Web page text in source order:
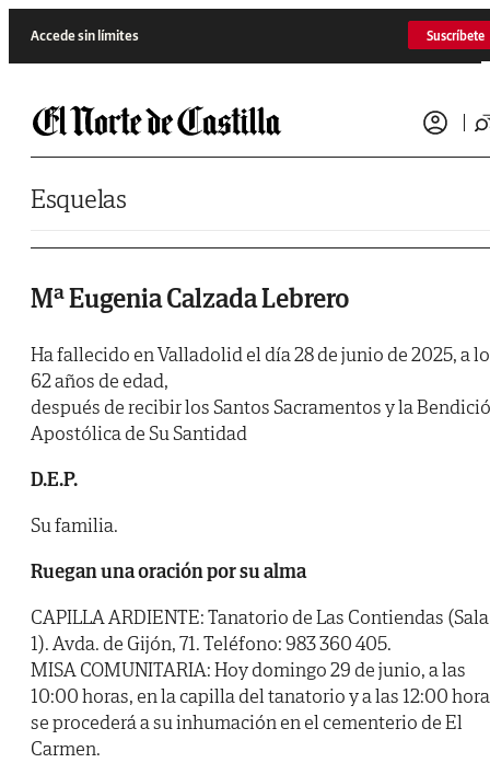
Accede sin límites Suscríbete
Esquelas
Mª Eugenia Calzada Lebrero
Ha fallecido en Valladolid el día 28 de junio de 2025, a
62 años de edad,
después de recibir los Santos Sacramentos y la
Apostólica de Su Santidad
D.E.P.
Su familia.
Ruegan una oración por su alma
CAPILLA ARDIENTE: Tanatorio de Las Contiendas (Sala
1). Avda. de Gijón, 71. Teléfono: 983 360 405.
MISA COMUNITARIA: Hoy domingo 29 de junio, a las
10:00 horas, en la capilla del tanatorio y a las 12:00
se procederá a su inhumación en el cementerio de El
Carmen.